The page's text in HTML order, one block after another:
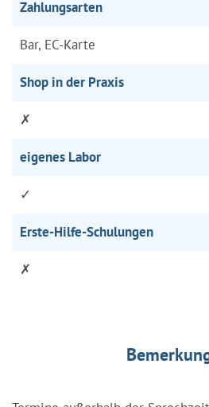
Zahlungsarten
Bar, EC-Karte
Shop in der Praxis
✗
eigenes Labor
✓
Erste-Hilfe-Schulungen
✗